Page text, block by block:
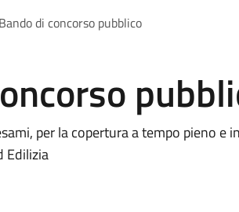
Bando di concorso pubblico
per la copertura a tempo pieno e
Edilizia